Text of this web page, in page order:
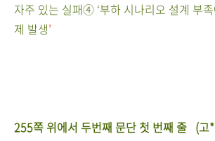
자주 있는 실패④ ‘부하 시나리오 설계 부
제 발생’
255쪽위에서 두번째 문단 첫 번째 줄 (고